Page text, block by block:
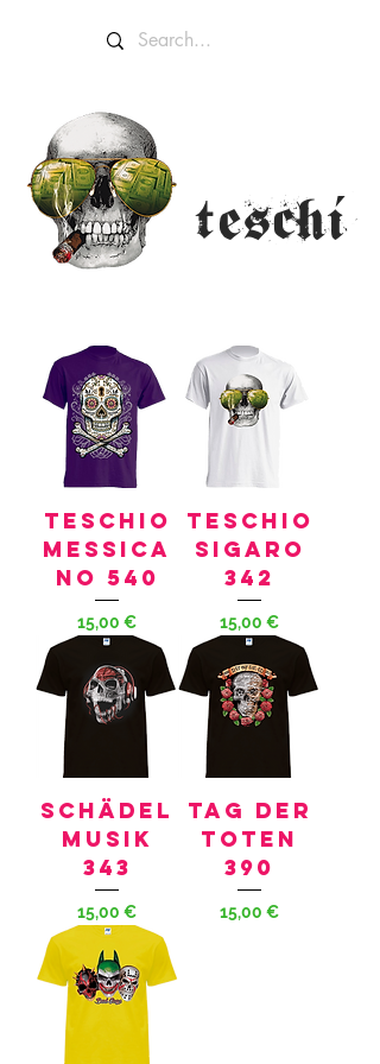
TESCHIO
MESSICA
NO 540
Preis
15,00 €
TESCHIO
SIGARO
342
Preis
15,00 €
SCHÄDEL
MUSIK
343
Preis
15,00 €
TAG DER
TOTEN
390
Preis
15,00 €
TESCHI